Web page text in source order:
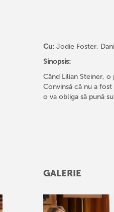
Cu:Jodie Foster,
Sinopsis:
Când Lilian Steiner,
Convinsă că nu a
o va obliga să pună
GALERIE